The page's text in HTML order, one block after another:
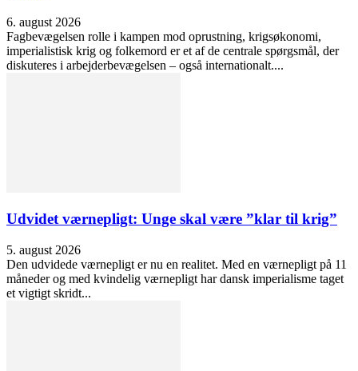
6. august 2026
Fagbevægelsen rolle i kampen mod oprustning, krigsøkonomi,
imperialistisk krig og folkemord er et af de centrale spørgsmål, der
diskuteres i arbejderbevægelsen – også internationalt....
Udvidet værnepligt: Unge skal være ”klar til krig”
5. august 2026
Den udvidede værnepligt er nu en realitet. Med en værnepligt på 11
måneder og med kvindelig værnepligt har dansk imperialisme taget
et vigtigt skridt...